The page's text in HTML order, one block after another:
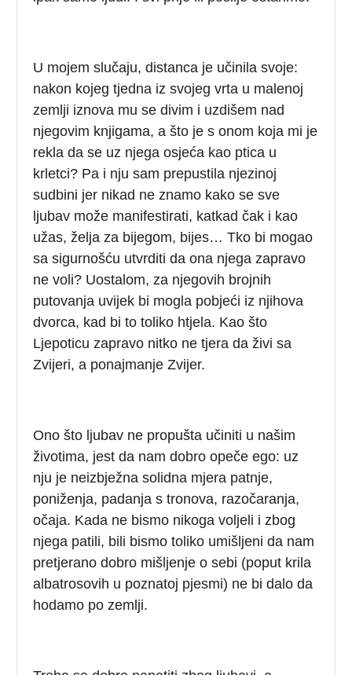
U mojem slučaju, distanca je učinila svoje:
nakon kojeg tjedna iz svojeg vrta u malenoj
zemlji iznova mu se divim i uzdišem nad
njegovim knjigama, a što je s onom koja mi je
rekla da se uz njega osjeća kao ptica u
krletci? Pa i nju sam prepustila njezinoj
sudbini jer nikad ne znamo kako se sve
ljubav može manifestirati, katkad čak i kao
užas, želja za bijegom, bijes… Tko bi mogao
sa sigurnošću utvrditi da ona njega zapravo
ne voli? Uostalom, za njegovih brojnih
putovanja uvijek bi mogla pobjeći iz njihova
dvorca, kad bi to toliko htjela. Kao što
Ljepoticu zapravo nitko ne tjera da živi sa
Zvijeri, a ponajmanje Zvijer.
Ono što ljubav ne propušta učiniti u našim
životima, jest da nam dobro opeče ego: uz
nju je neizbježna solidna mjera patnje,
poniženja, padanja s tronova, razočaranja,
očaja. Kada ne bismo nikoga voljeli i zbog
njega patili, bili bismo toliko umišljeni da nam
pretjerano dobro mišljenje o sebi (poput krila
albatrosovih u poznatoj pjesmi) ne bi dalo da
hodamo po zemlji.